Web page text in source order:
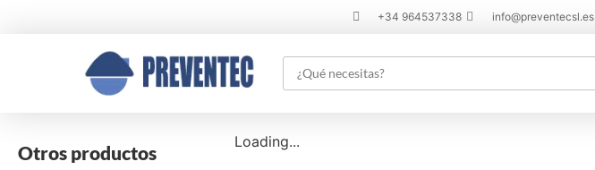
+34 964537338 info@preventecsl.es
Otros productos Loading...